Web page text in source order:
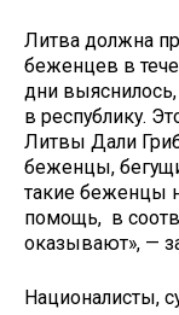
Литва должна
беженцев в
дни выяснилось,
в республику.
Литвы Дали
беженцы,
такие беженцы
помощь, в
оказывают», —
Националисты,